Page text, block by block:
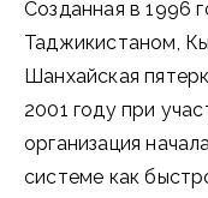
Созданная в 1996
Таджикистаном,
Шанхайская
2001 году при
организация
системе как